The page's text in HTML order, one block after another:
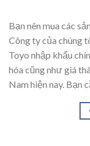
Bạn nên mua các
Công ty của chúng
Toyo nhập khẩu
hóa cũng như giá
Nam hiện nay. Bạn